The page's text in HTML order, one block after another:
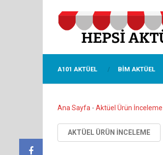
A101 AKTÜEL BIM AKTÜEL
Ana Sayfa - Aktüel Ürün İnceleme
AKTÜEL ÜRÜN İNCELEME